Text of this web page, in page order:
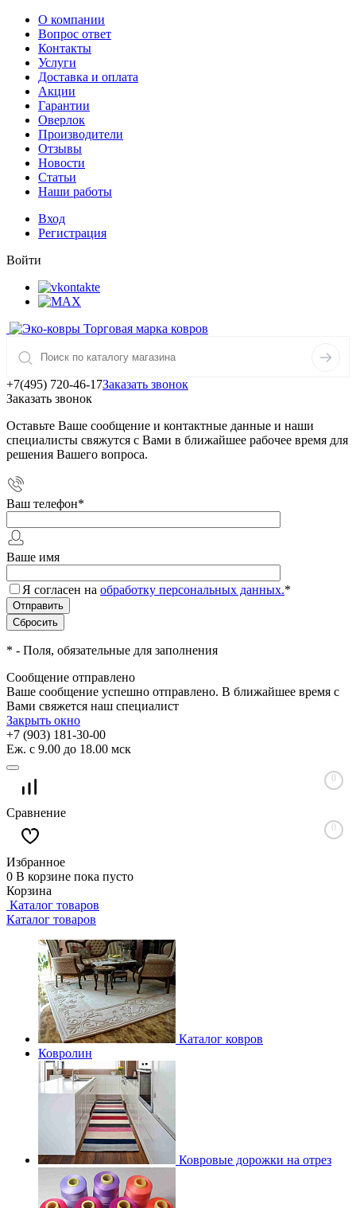
О компании
Вопрос ответ
Контакты
Услуги
Доставка и оплата
Акции
Гарантии
Оверлок
Производители
Отзывы
Новости
Статьи
Наши работы
Вход
Регистрация
Войти
Торговая марка ковров
+7(495) 720-46-17Заказать звонок
Заказать звонок
Оставьте Ваше сообщение и контактные данные и наши
специалисты свяжутся с Вами в ближайшее рабочее время для
решения Вашего вопроса.
Ваш телефон*
Ваше имя
Я согласен на обработку персональных данных.*
* - Поля, обязательные для заполнения
Сообщение отправлено
Ваше сообщение успешно отправлено. В ближайшее время с
Вами свяжется наш специалист
Закрыть окно
+7 (903) 181-30-00
Еж. с 9.00 до 18.00 мск
0
Сравнение
0
Избранное
0 В корзине пока пусто
Корзина
Каталог товаров
Каталог товаров
Каталог ковров
Ковролин
Ковровые дорожки на отрез